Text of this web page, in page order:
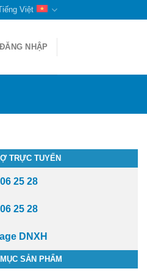
và trẻ mồ côi ở đây. Phần còn lại sẽ tiếp tục
Việt
ĐĂNG NHẬP
TRỰC TUYẾN
25 28
25 28
DNXH
SẢN PHẨM